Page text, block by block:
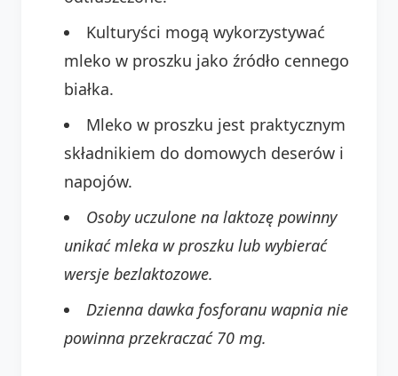
Kulturyści mogą wykorzystywać
mleko w proszku jako źródło cennego
białka.
Mleko w proszku jest praktycznym
składnikiem do domowych deserów i
napojów.
Osoby uczulone na laktozę powinny
unikać mleka w proszku lub wybierać
wersje bezlaktozowe.
Dzienna dawka fosforanu wapnia nie
powinna przekraczać 70 mg.